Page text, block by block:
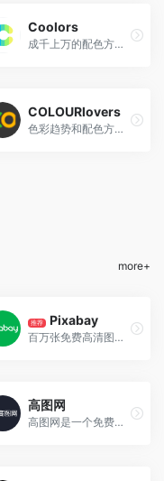
Coolors
成千上万的配色方案，实用！
COLOURlovers
色彩趋势和配色方案交流，超人气社区
more+
推荐 Pixabay
百万张免费高清图片，高质量可商用
高图网
高图网是一个免费无版权高清图片下载平台，高质量照片免费下载，高清图片包含人物,动物,风景,教育,美食,旅游,建筑,时尚,设计,商务等。并且可免费用于商业用途。没有版权限制，自由使用，做设计必上的网站。